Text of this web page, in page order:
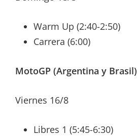
Warm Up (2:40-2:50)
Carrera (6:00)
MotoGP (Argentina y Brasil)
Viernes 16/8
Libres 1 (5:45-6:30)